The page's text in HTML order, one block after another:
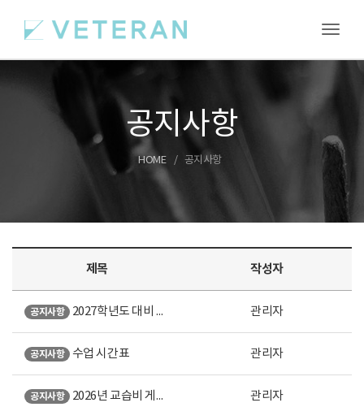
공지사항
HOME 공지사항
제목 작성자
공지사항 2027학년도 대비 여름특강 안내 관리자
공지사항 수업 시간표 관리자
공지사항 2026년 교습비 게시표 (강남 본원) 관리자